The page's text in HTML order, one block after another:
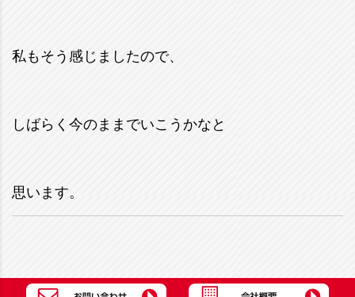
私もそう感じましたので、
しばらく今のままでいこうかなと
思います。